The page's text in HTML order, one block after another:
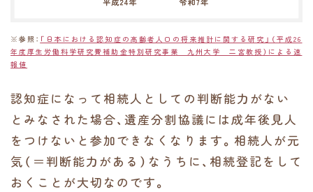
※参照： 「日本における認知症の高齢者人口の将来推計に関する研究」（平成26
年度厚生労働科学研究費補助金特別研究事業 九州大学 二宮教授）による速
報値
認知症になって相続人としての判断能力がない
とみなされた場合、遺産分割協議には成年後見人
をつけないと参加できなくなります。相続人が元
気（＝判断能力がある）なうちに、相続登記をして
おくことが大切なのです。